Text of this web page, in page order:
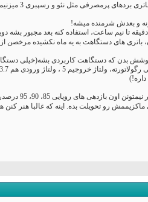
3 میزنیم که بطور متوسط 500 میلی آمپر در ساعت مصرف دارن،
و بعدش شرمنده میشه!
تا نیم ساعت، استفاده کنه بعد مجبور بشه
های دستگاهت به یه ماه نکشیده مرخصن
اینم بگم
هنر کنن همون 70-75 درصد بیشتر نمیشن که بازهم کار رو برات سخت تر